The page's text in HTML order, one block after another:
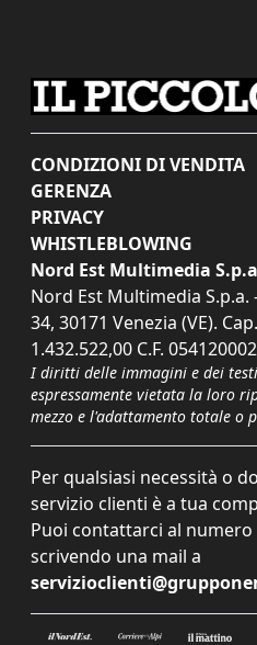
CONDIZIONI DI VENDITA
GERENZA
PRIVACY
WHISTLEBLOWING
Nord Est Multimedia
Nord Est Multimedia S.p.a.
34, 30171 Venezia (VE).
1.432.522,00 C.F.
I diritti delle immagini e dei
espressamente vietata la loro
mezzo e l'adattamento totale o
Per qualsiasi necessità o
servizio clienti è a tua
Puoi contattarci al numero
scrivendo una mail a